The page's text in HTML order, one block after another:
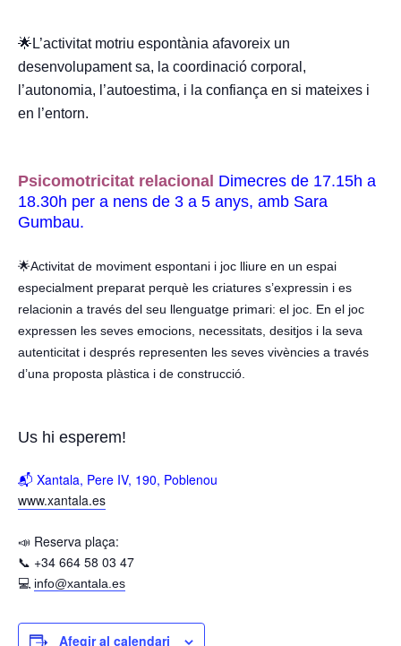
🌟L’activitat motriu espontània afavoreix un
desenvolupament sa, la coordinació corporal,
l’autonomia, l’autoestima, i la confiança en si mateixes i
en l’entorn.
Psicomotricitat relacional Dimecres de 17.15h a
18.30h per a nens de 3 a 5 anys, amb Sara
Gumbau.
🌟Activitat de moviment espontani i joc lliure en un espai
especialment preparat perquè les criatures s’expressin i es
relacionin a través del seu llenguatge primari: el joc. En el joc
expressen les seves emocions, necessitats, desitjos i la seva
autenticitat i després representen les seves vivències a través
d’una proposta plàstica i de construcció.
Us hi esperem!
📬 Xantala, Pere IV, 190, Poblenou
www.xantala.es
📣 Reserva plaça:
📞 +34 664 58 03 47
💻 info@xantala.es
Afegir al calendari